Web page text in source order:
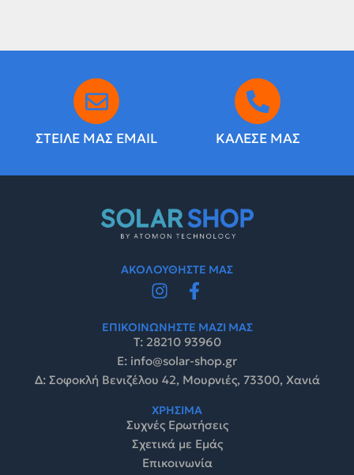
ΣΤΕΙΛΕ ΜΑΣ EMAIL ΚΑΛΕΣΕ ΜΑΣ
ΑΚΟΛΟΥΘΗΣΤΕ ΜΑΣ
ΕΠΙΚΟΙΝΩΝΗΣΤΕ ΜΑΖΙ ΜΑΣ
Τ: 28210 93960
E: info@solar-shop.gr
Δ: Σοφοκλή Βενιζέλου 42, Μουρνιές, 73300, Χανιά
ΧΡΗΣΙΜΑ
Συχνές Ερωτήσεις
Σχετικά με Εμάς
Επικοινωνία